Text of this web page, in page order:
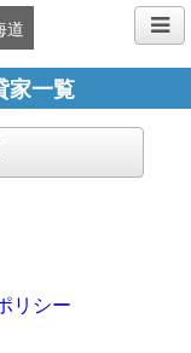
道
家一覧
リシー